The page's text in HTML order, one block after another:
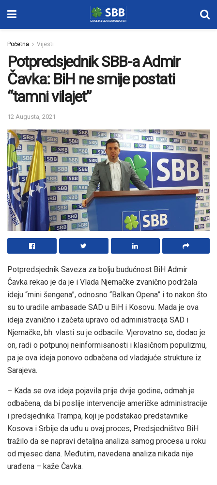
Početna Vijesti
Potpredsjednik SBB-a Admir
Čavka: BiH ne smije postati
“tamni vilajet”
12 Augusta, 2021
Potpredsjednik Saveza za bolju budućnost BiH Admir
Čavka rekao je da je i Vlada Njemačke zvanično podržala
ideju “mini šengena”, odnosno “Balkan Opena” i to nakon što
su to uradile ambasade SAD u BiH i Kosovu. Mada je ova
ideja zvanično i začeta upravo od administracija SAD i
Njemačke, bh. vlasti su je odbacile. Vjerovatno se, dodao je
on, radi o potpunoj neinformisanosti i klasičnom populizmu,
pa je ova ideja ponovo odbačena od vladajuće strukture iz
Sarajeva.
– Kada se ova ideja pojavila prije dvije godine, odmah je
odbačena, da bi poslije intervencije američke administracije
i predsjednika Trampa, koji je podstakao predstavnike
Kosova i Srbije da uđu u ovaj proces, Predsjedništvo BiH
tražilo da se napravi detaljna analiza samog procesa u roku
od mjesec dana. Međutim, navedena analiza nikada nije
urađena – kaže Čavka.